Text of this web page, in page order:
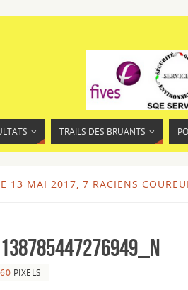
TRAILS DES BRUANTS
13 MAI 2017, 7 RACIENS
PIXELS